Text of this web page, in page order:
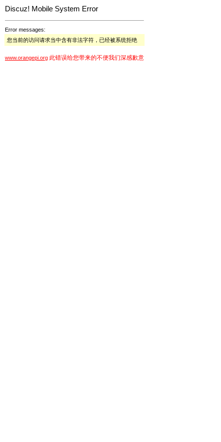
Discuz! Mobile System Error
Error messages:
您当前的访问请求当中含有非法字符，已经被系统拒绝
www.orangepi.org 此错误给您带来的不便我们深感歉意